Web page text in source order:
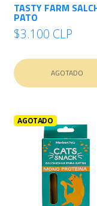
TASTY FARM
PATO
$3.100 CLP
AGOTADO
AGOTADO